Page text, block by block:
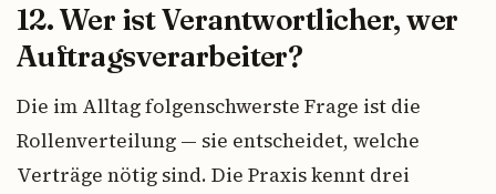
12. Wer ist Verantwortlicher, wer
Auftragsverarbeiter?
Die im Alltag folgenschwerste Frage ist die
Rollenverteilung — sie entscheidet, welche
Verträge nötig sind. Die Praxis kennt drei